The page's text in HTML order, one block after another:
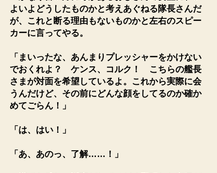
よいよどうしたものかと考えあぐねる隊長さんだ
が、これと断る理由もないものかと左右のスピー
カーに言ってやる。
「まいったな、あんまりプレッシャーをかけない
でおくれよ？ ケンス、コルク！ こちらの艦長
さまが対面を希望しているよ。これから実際に会
うんだけど、その前にどんな顔をしてるのか確か
めてごらん！」
「は、はい！」
「あ、あのっ、了解……！」